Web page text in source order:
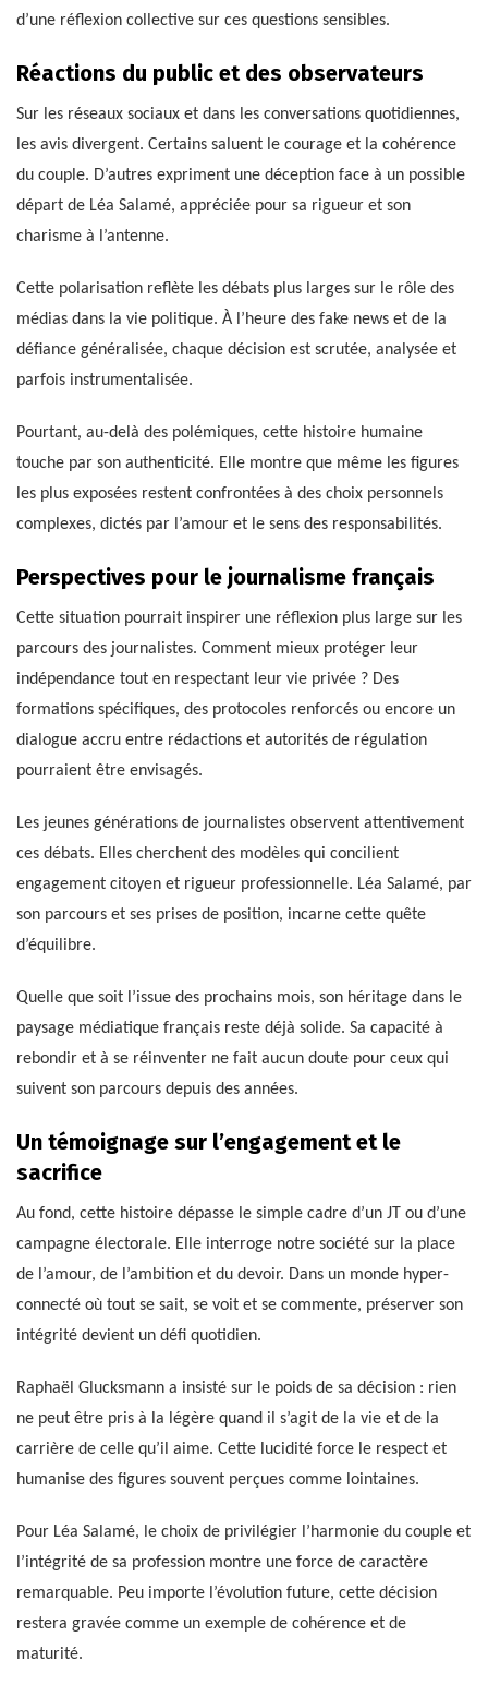
d’une réflexion collective sur ces questions sensibles.
Réactions du public et des observateurs
Sur les réseaux sociaux et dans les conversations quotidiennes,
les avis divergent. Certains saluent le courage et la cohérence
du couple. D’autres expriment une déception face à un possible
départ de Léa Salamé, appréciée pour sa rigueur et son
charisme à l’antenne.
Cette polarisation reflète les débats plus larges sur le rôle des
médias dans la vie politique. À l’heure des fake news et de la
défiance généralisée, chaque décision est scrutée, analysée et
parfois instrumentalisée.
Pourtant, au-delà des polémiques, cette histoire humaine
touche par son authenticité. Elle montre que même les figures
les plus exposées restent confrontées à des choix personnels
complexes, dictés par l’amour et le sens des responsabilités.
Perspectives pour le journalisme français
Cette situation pourrait inspirer une réflexion plus large sur les
parcours des journalistes. Comment mieux protéger leur
indépendance tout en respectant leur vie privée ? Des
formations spécifiques, des protocoles renforcés ou encore un
dialogue accru entre rédactions et autorités de régulation
pourraient être envisagés.
Les jeunes générations de journalistes observent attentivement
ces débats. Elles cherchent des modèles qui concilient
engagement citoyen et rigueur professionnelle. Léa Salamé, par
son parcours et ses prises de position, incarne cette quête
d’équilibre.
Quelle que soit l’issue des prochains mois, son héritage dans le
paysage médiatique français reste déjà solide. Sa capacité à
rebondir et à se réinventer ne fait aucun doute pour ceux qui
suivent son parcours depuis des années.
Un témoignage sur l’engagement et le
sacrifice
Au fond, cette histoire dépasse le simple cadre d’un JT ou d’une
campagne électorale. Elle interroge notre société sur la place
de l’amour, de l’ambition et du devoir. Dans un monde hyper-
connecté où tout se sait, se voit et se commente, préserver son
intégrité devient un défi quotidien.
Raphaël Glucksmann a insisté sur le poids de sa décision : rien
ne peut être pris à la légère quand il s’agit de la vie et de la
carrière de celle qu’il aime. Cette lucidité force le respect et
humanise des figures souvent perçues comme lointaines.
Pour Léa Salamé, le choix de privilégier l’harmonie du couple et
l’intégrité de sa profession montre une force de caractère
remarquable. Peu importe l’évolution future, cette décision
restera gravée comme un exemple de cohérence et de
maturité.